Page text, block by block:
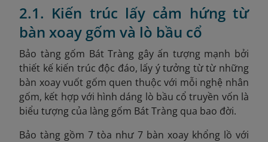
2.1. Kiến trúc lấy cảm hứng từ
bàn xoay gốm và lò bầu cổ
Bảo tàng gốm Bát Tràng gây ấn tượng mạnh bởi
thiết kế kiến trúc độc đáo, lấy ý tưởng từ từ những
bàn xoay vuốt gốm quen thuộc với mỗi nghệ nhân
gốm, kết hợp với hình dáng lò bầu cổ truyền vốn là
biểu tượng của làng gốm Bát Tràng qua bao đời.
Bảo tàng gồm 7 tòa như 7 bàn xoay khổng lồ với